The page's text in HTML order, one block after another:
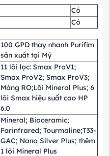
Có
Có
100 GPD thay nhanh Purifim
sản xuất tại Mỹ
11 lõi lọc: Smax ProV1;
Smax ProV2; Smax ProV3;
Màng RO;Lõi Mineral Plus; 6
lõi Smax hiệu suất cao HP
6.0
Mineral; Bioceramic;
Farinfrared; Tourmaline;T33-
GAC; Nano Silver Plus; thêm
1 lõi Mineral Plus